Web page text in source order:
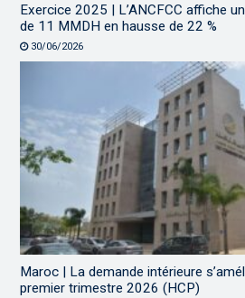
Exercice 2025 | L’ANCFCC affiche
de 11 MMDH en hausse de 22 %
30/06/2026
Maroc | La demande intérieure
premier trimestre 2026 (HCP)